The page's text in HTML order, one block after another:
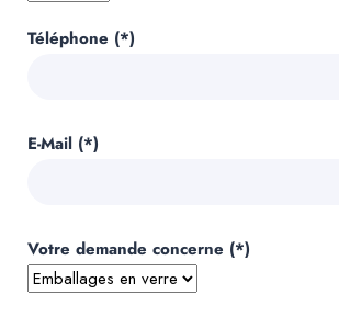
Téléphone (*)
E-Mail (*)
Votre demande concerne (*)